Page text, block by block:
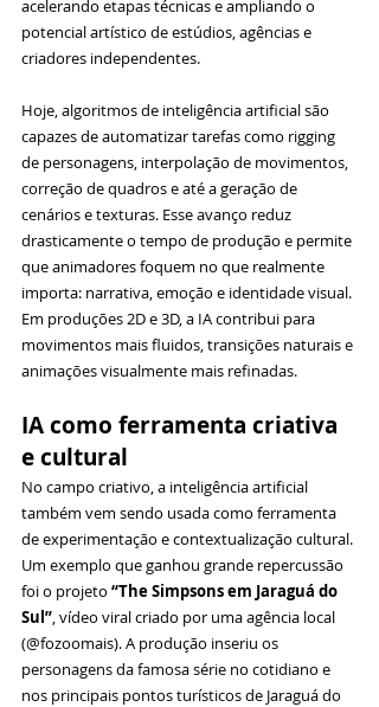
acelerando etapas técnicas e ampliando o
potencial artístico de estúdios, agências e
criadores independentes.
Hoje, algoritmos de inteligência artificial são
capazes de automatizar tarefas como rigging
de personagens, interpolação de movimentos,
correção de quadros e até a geração de
cenários e texturas. Esse avanço reduz
drasticamente o tempo de produção e permite
que animadores foquem no que realmente
importa: narrativa, emoção e identidade visual.
Em produções 2D e 3D, a IA contribui para
movimentos mais fluidos, transições naturais e
animações visualmente mais refinadas.
IA como ferramenta criativa
e cultural
No campo criativo, a inteligência artificial
também vem sendo usada como ferramenta
de experimentação e contextualização cultural.
Um exemplo que ganhou grande repercussão
foi o projeto “The Simpsons em Jaraguá do
Sul”, vídeo viral criado por uma agência local
(@fozoomais). A produção inseriu os
personagens da famosa série no cotidiano e
nos principais pontos turísticos de Jaraguá do